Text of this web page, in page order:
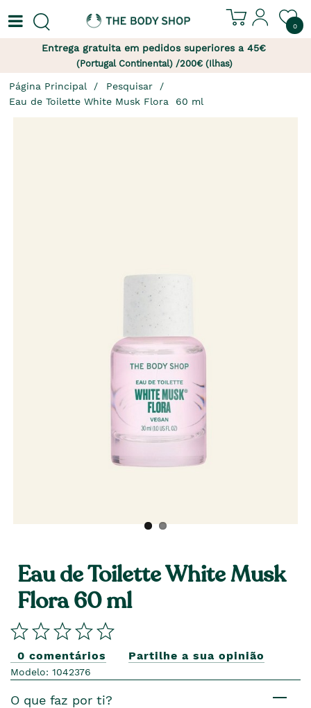
0
Entrega gratuita em pedidos superiores a 45€
(Portugal Continental) /200€ (Ilhas)
Página Principal
Pesquisar
Eau de Toilette White Musk Flora  60 ml
Eau de Toilette White Musk
Flora 60 ml
0 comentários Partilhe a sua opinião
Modelo: 1042376
O que faz por ti?